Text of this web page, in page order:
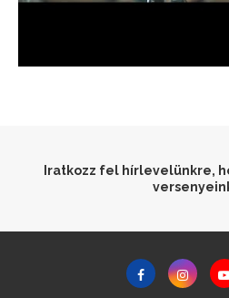
Iratkozz fel hírlevelünkre,